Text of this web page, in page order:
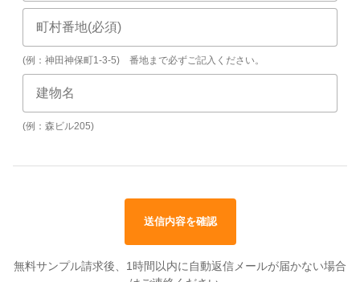
(例：神田神保町1-3-5) 番地まで必ずご記入ください。
(例：森ビル205)
送信内容を確認
無料サンプル請求後、1時間以内に自動返信メールが届かない場合